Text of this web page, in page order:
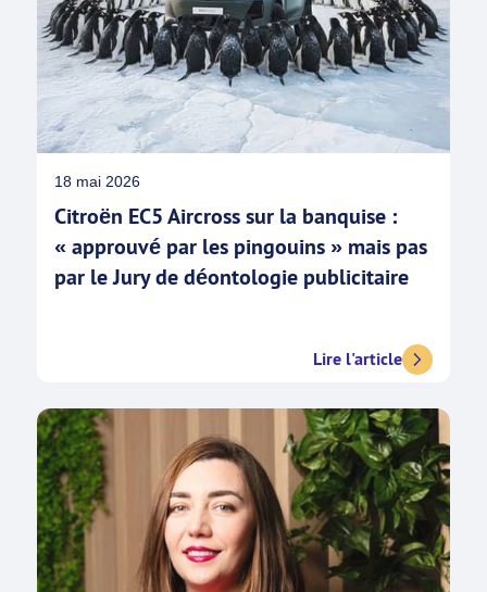
18 mai 2026
Citroën EC5 Aircross sur la banquise :
« approuvé par les pingouins » mais pas
par le Jury de déontologie publicitaire
Lire l'article